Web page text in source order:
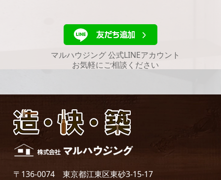
マルハウジング 公式LINEアカウント
お気軽にご相談ください
〒136-0074 東京都江東区東砂3-15-17